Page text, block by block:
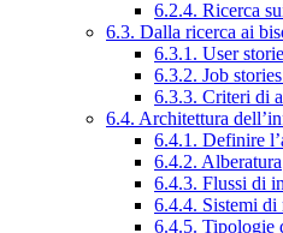
6.2.4. Ricerca
6.3. Dalla ricerca ai
6.3.1. User
6.3.2. Job
6.3.3. Criteri di
6.4. Architettura
6.4.1. Definire
6.4.2. Alberatura
6.4.3. Flussi di
6.4.4. Sistemi di
6.4.5. Tipologie